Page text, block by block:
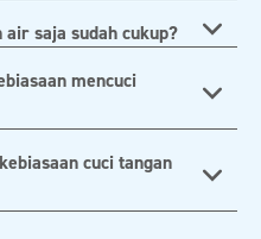
air saja sudah cukup?
mencuci
cuci tangan